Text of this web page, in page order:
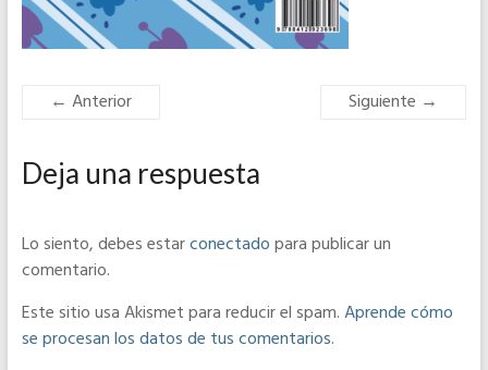
← Anterior Siguiente →
Deja una respuesta
Lo siento, debes estarconectadopara publicar un
comentario.
Este sitio usa Akismet para reducir el spam.Aprende cómo
se procesan los datos de tus comentarios.